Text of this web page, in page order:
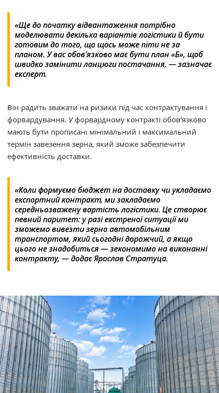
«Ще до початку відвантаження потрібно
моделювати декілька варіантів логістики й бути
готовим до того, що щось може піти не за
планом. У вас обов’язково має бути план «Б», щоб
швидко замінити ланцюги постачання, — зазначає
експерт.
Він радить зважати на ризики під час контрактування і
форвардування. У форвардному контракті обов'язково
мають бути прописані мінімальний і максимальний
термін завезення зерна, який зможе забезпечити
ефективність доставки.
«Коли формуємо бюджет на доставку чи укладаємо
експортний контракт, ми закладаємо
середньозважену вартість логістики. Це створює
певний паритет: у разі екстреної ситуації ми
зможемо вивезти зерно автомобільним
транспортом, який сьогодні дорожчий, а якщо
цього не знадобиться — зекономимо на виконанні
контракту, — додає Ярослав Стратуца.